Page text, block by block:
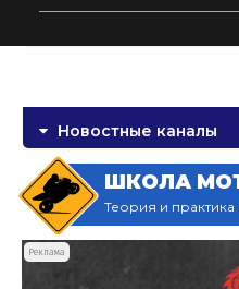
Новостные каналы
ШКОЛА
Теория и
Реклама